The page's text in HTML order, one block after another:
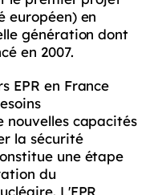
européen) en
génération dont
en 2007.
EPR en France
nouvelles capacités
la sécurité
une étape
du
L'EPR